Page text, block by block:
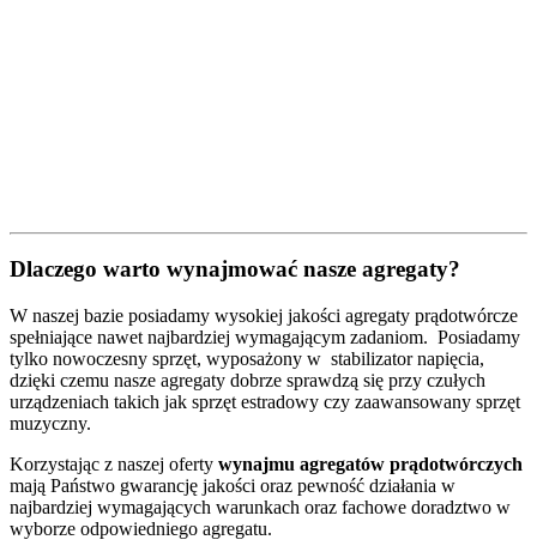
Dlaczego warto wynajmować nasze agregaty?
W naszej bazie posiadamy wysokiej jakości agregaty prądotwórcze
spełniające nawet najbardziej wymagającym zadaniom. Posiadamy
tylko nowoczesny sprzęt, wyposażony w stabilizator napięcia,
dzięki czemu nasze agregaty dobrze sprawdzą się przy czułych
urządzeniach takich jak sprzęt estradowy czy zaawansowany sprzęt
muzyczny.
Korzystając z naszej oferty wynajmu agregatów prądotwórczych
mają Państwo gwarancję jakości oraz pewność działania w
najbardziej wymagających warunkach oraz fachowe doradztwo w
wyborze odpowiedniego agregatu.